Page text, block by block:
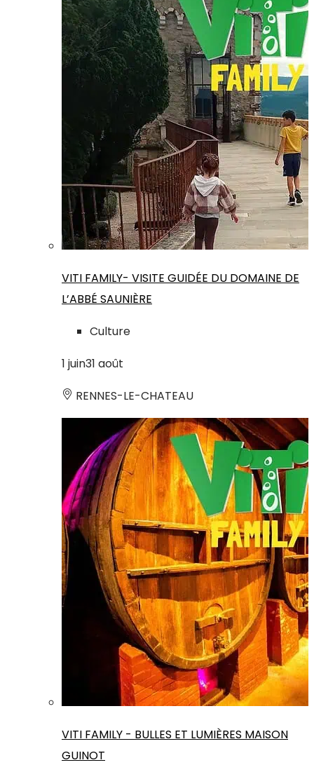
VITI FAMILY- VISITE GUIDÉE DU DOMAINE DE
L’ABBÉ SAUNIÈRE
Culture
1 juin31 août
RENNES-LE-CHATEAU
VITI FAMILY - BULLES ET LUMIÈRES MAISON
GUINOT